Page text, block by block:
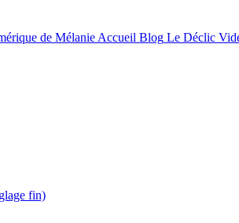
de Mélanie Accueil Blog Le Déclic
fin)